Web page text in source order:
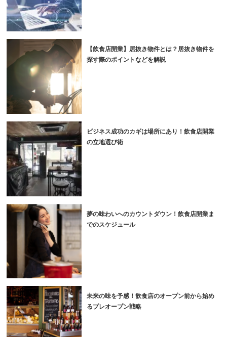
【飲食店開業】居抜き物件とは？居抜き物件を
探す際のポイントなどを解説
ビジネス成功のカギは場所にあり！飲食店開業
の立地選び術
夢の味わいへのカウントダウン！飲食店開業ま
でのスケジュール
未来の味を予感！飲食店のオープン前から始め
るプレオープン戦略